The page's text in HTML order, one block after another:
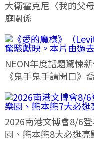
大衛霍克尼〈我的父
庭關係
NEON年度話題驚悚
《鬼手鬼手請開口》
2026南港文博會8/6
園、熊本熊8大必逛亮